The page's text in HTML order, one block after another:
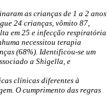
as crianças de 1 a 2 anos
24 crianças, vômito 87,
em 25 e infecção respiratória
necessitou terapia
(68%). Identificou-se um
a Shigella, e
clínicas diferentes à
O cumprimento das regras